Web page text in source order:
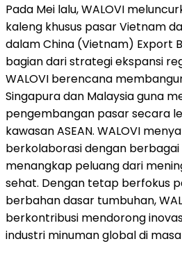
Pada Mei lalu, WALOVI
kaleng khusus pasar Vietnam
dalam China (Vietnam) Export
bagian dari strategi ekspansi
WALOVI berencana
Singapura dan Malaysia guna
pengembangan pasar secara
kawasan ASEAN. WALOVI
berkolaborasi dengan
menangkap peluang dari
sehat. Dengan tetap berfokus
berbahan dasar tumbuhan,
berkontribusi mendorong
industri minuman global di